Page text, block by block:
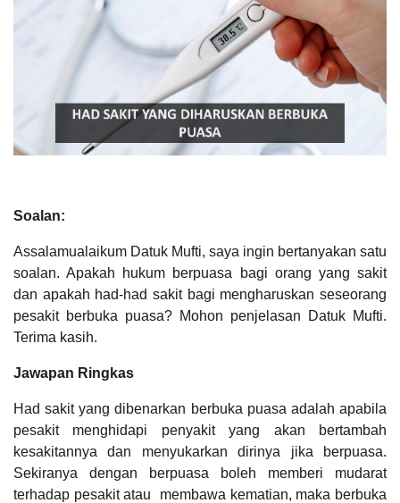
Soalan:
Assalamualaikum Datuk Mufti, saya ingin bertanyakan satu
soalan. Apakah hukum berpuasa bagi orang yang sakit
dan apakah had-had sakit bagi mengharuskan seseorang
pesakit berbuka puasa? Mohon penjelasan Datuk Mufti.
Terima kasih.
Jawapan Ringkas
Had sakit yang dibenarkan berbuka puasa adalah apabila
pesakit menghidapi penyakit yang akan bertambah
kesakitannya dan menyukarkan dirinya jika berpuasa.
Sekiranya dengan berpuasa boleh memberi mudarat
terhadap pesakit atau membawa kematian, maka berbuka